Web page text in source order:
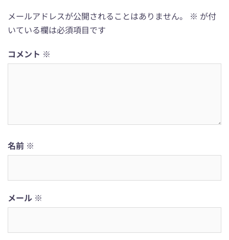
メールアドレスが公開されることはありません。 ※ が付
いている欄は必須項目です
コメント ※
名前 ※
メール ※